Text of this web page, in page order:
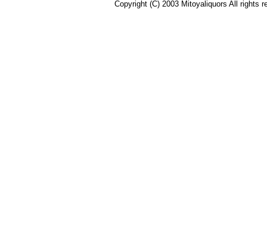
Copyright (C) 2003 Mitoyaliquors All